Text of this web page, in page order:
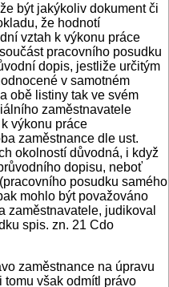
být jakýkoliv dokument či
že hodnotí
vztah k výkonu práce
pracovního posudku
dopis, jestliže určitým
v samotném
obě listiny tak ve svém
zaměstnavatele
výkonu práce
zaměstnance dle ust.
okolností důvodná, i když
dopisu, neboť
posudku samého
mohlo být považováno
zaměstnavatele, judikoval
spis. zn. 21 Cdo
zaměstnance na úpravu
však odmítl právo